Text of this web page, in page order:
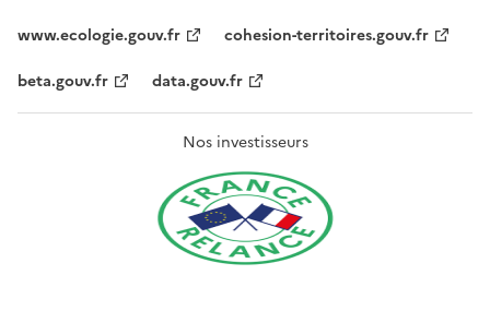
www.ecologie.gouv.fr
cohesion-territoires.gouv.fr
beta.gouv.fr
data.gouv.fr
Nos investisseurs